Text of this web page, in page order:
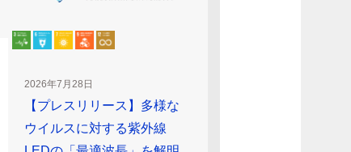
2026年7月28日
【プレスリリース】多様な
ウイルスに対する紫外線